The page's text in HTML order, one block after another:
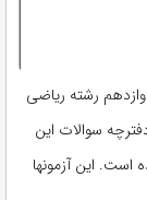
رشته ریاضی
شده است. دفترچه سوالات این
است. این آزمونها